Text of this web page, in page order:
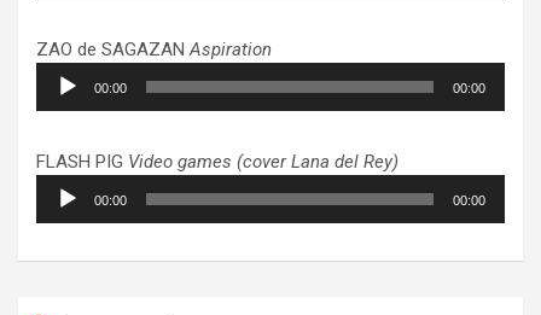
ZAO de SAGAZANAspiration
Lecteur
audio
00:00 00:00
FLASH PIG Video games (cover Lana del Rey)
Lecteur
audio
00:00 00:00